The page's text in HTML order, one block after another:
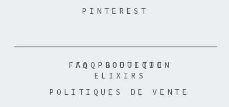
PINTEREST
POLITIQUES DE VENTE
FAQ BOUTIQUE
FAQ PRODUCTION
ELIXIRS